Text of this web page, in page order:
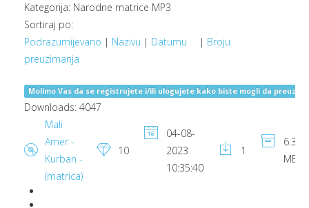
Kategorija: Narodne matrice MP3
Sortiraj po:
Podrazumijevano | Nazivu | Datumu | Broju
preuzimanja
Molimo Vas da se registrujete i/ili ulogujete kako biste mogli da
Downloads: 4047
Mali
Amer -
Kurban -
(matrica)
10
04-08-
2023
10:35:40
1
6.32
MB